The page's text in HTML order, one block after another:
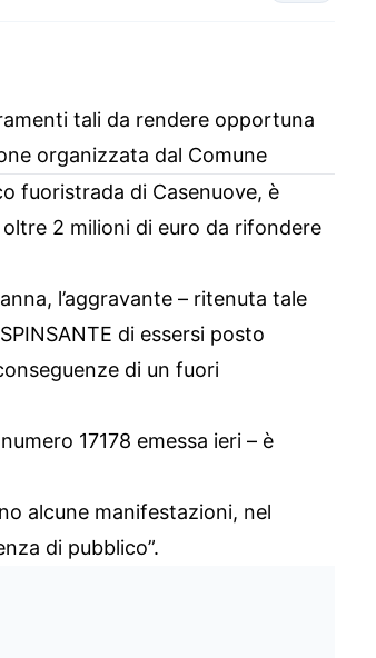
tali da rendere opportuna
organizzata dal Comune
fuoristrada di Casenuove, è
2 milioni di euro da rifondere
l’aggravante – ritenuta tale
di essersi posto
di un fuori
17178 emessa ieri – è
alcune manifestazioni, nel
di pubblico”.